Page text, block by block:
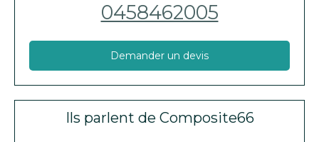
0458462005
Demander un devis
Ils parlent de Composite66